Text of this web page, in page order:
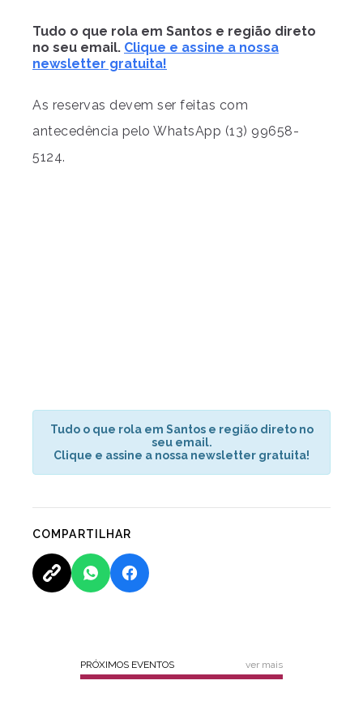
Tudo o que rola em Santos e região direto
no seu email. Clique e assine a nossa
newsletter gratuita!
As reservas devem ser feitas com
antecedência pelo WhatsApp (13) 99658-
5124.
Tudo o que rola em Santos e região direto no
seu email.
Clique e assine a nossa newsletter gratuita!
COMPARTILHAR
PRÓXIMOS EVENTOS ver mais